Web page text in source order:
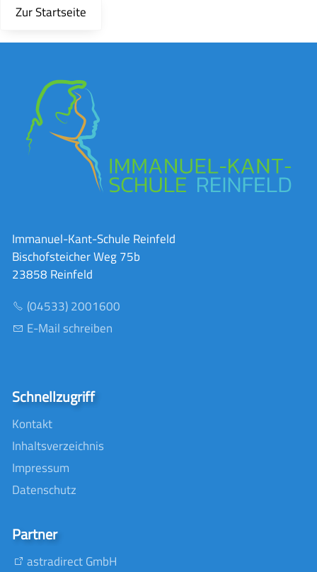
Zur Startseite
Immanuel-Kant-Schule Reinfeld
Bischofsteicher Weg 75b
23858 Reinfeld
(04533) 2001600
E-Mail schreiben
Schnellzugriff
Kontakt
Inhaltsverzeichnis
Impressum
Datenschutz
Partner
astradirect GmbH